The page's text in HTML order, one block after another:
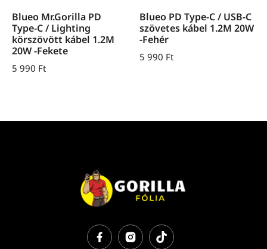
Blueo Mr.Gorilla PD
Type-C / Lighting
körszövött kábel 1.2M
20W -Fekete
5 990 Ft
Blueo PD Type-C / USB-C
szövetes kábel 1.2M 20W
-Fehér
5 990 Ft